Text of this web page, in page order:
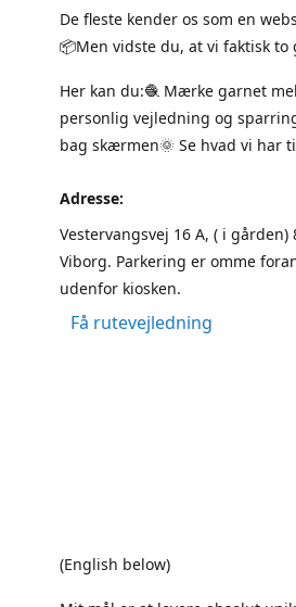
De fleste kender os som en
📦Men vidste du, at vi faktisk
Her kan du:🧶 Mærke garnet
personlig vejledning og
bag skærmen🌞 Se hvad vi har
Adresse:
Vestervangsvej 16 A, ( i gården)
Viborg. Parkering er omme
udenfor kiosken.
Få rutevejledning
(English below)